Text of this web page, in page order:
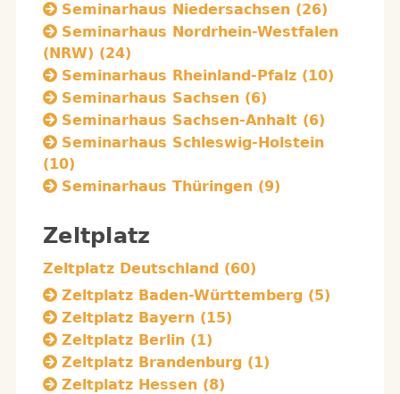
Seminarhaus Niedersachsen (26)
Seminarhaus Nordrhein-Westfalen
(NRW) (24)
Seminarhaus Rheinland-Pfalz (10)
Seminarhaus Sachsen (6)
Seminarhaus Sachsen-Anhalt (6)
Seminarhaus Schleswig-Holstein
(10)
Seminarhaus Thüringen (9)
Zeltplatz
Zeltplatz Deutschland (60)
Zeltplatz Baden-Württemberg (5)
Zeltplatz Bayern (15)
Zeltplatz Berlin (1)
Zeltplatz Brandenburg (1)
Zeltplatz Hessen (8)